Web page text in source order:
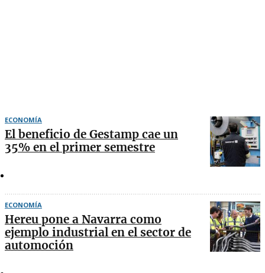
ECONOMÍA
El beneficio de Gestamp cae un
35% en el primer semestre
ECONOMÍA
Hereu pone a Navarra como
ejemplo industrial en el sector de
automoción